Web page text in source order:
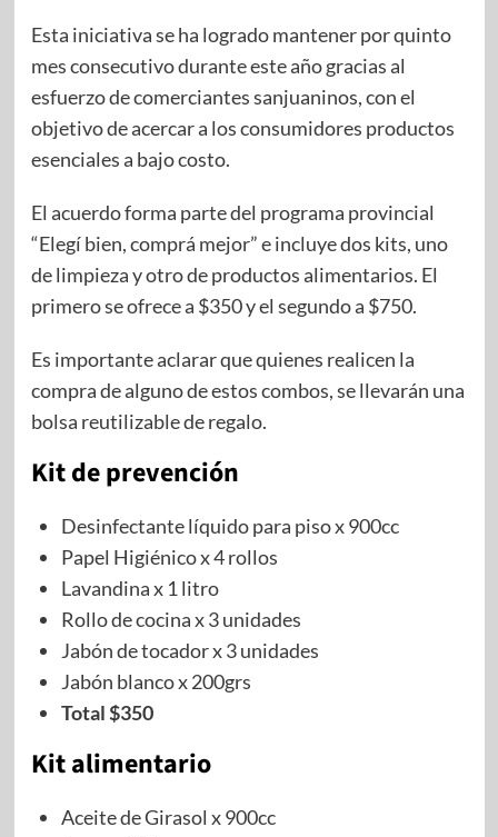
Esta iniciativa se ha logrado mantener por quinto
mes consecutivo durante este año gracias al
esfuerzo de comerciantes sanjuaninos, con el
objetivo de acercar a los consumidores productos
esenciales a bajo costo.
El acuerdo forma parte del programa provincial
“Elegí bien, comprá mejor” e incluye dos kits, uno
de limpieza y otro de productos alimentarios. El
primero se ofrece a $350 y el segundo a $750.
Es importante aclarar que quienes realicen la
compra de alguno de estos combos, se llevarán una
bolsa reutilizable de regalo.
Kit de prevención
Desinfectante líquido para piso x 900cc
Papel Higiénico x 4 rollos
Lavandina x 1 litro
Rollo de cocina x 3 unidades
Jabón de tocador x 3 unidades
Jabón blanco x 200grs
Total $350
Kit alimentario
Aceite de Girasol x 900cc